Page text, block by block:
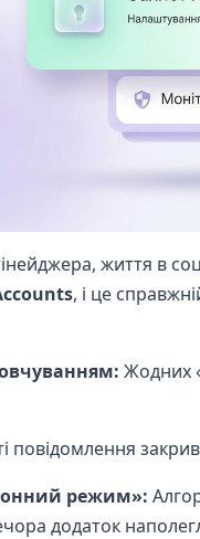
життя в
, і це
Жодних
повідомлення
режим»:
додаток